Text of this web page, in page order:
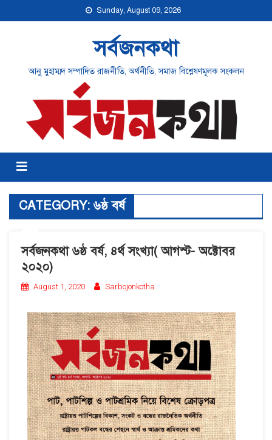
Sunday, August 09, 2026
সর্বজনকথা
আনু মুহাম্মদ সম্পাদিত রাজনীতি, অর্থনীতি, সমাজ বিশ্লেষণমূলক সংকলন
CATEGORY: ৬ষ্ঠ বর্ষ
সর্বজনকথা ৬ষ্ঠ বর্ষ, ৪র্থ সংখ্যা( আগস্ট- অক্টোবর
২০২০)
August 1, 2020 Sarbojonkotha